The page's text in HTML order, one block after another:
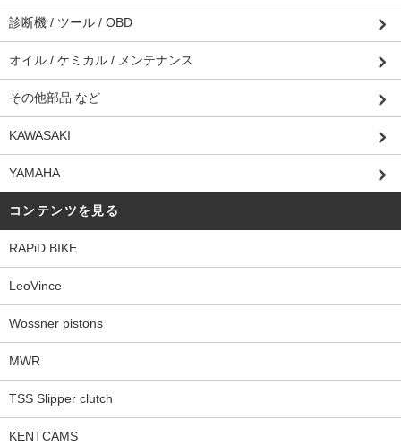
診断機 / ツール / OBD
オイル / ケミカル / メンテナンス
その他部品 など
KAWASAKI
YAMAHA
コンテンツを見る
RAPiD BIKE
LeoVince
Wossner pistons
MWR
TSS Slipper clutch
KENTCAMS